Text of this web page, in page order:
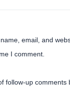
email, and
I comment.
follow-up comments